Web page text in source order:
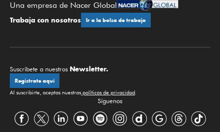
Una empresa de Nacer Global
Trabaja con nosotros Ir a la bolsa de trabajo
Suscríbete a nuestros Newsletter.
Regístrate aquí
Al suscribirte, aceptas nuestras políticas de privacidad.
Síguenos